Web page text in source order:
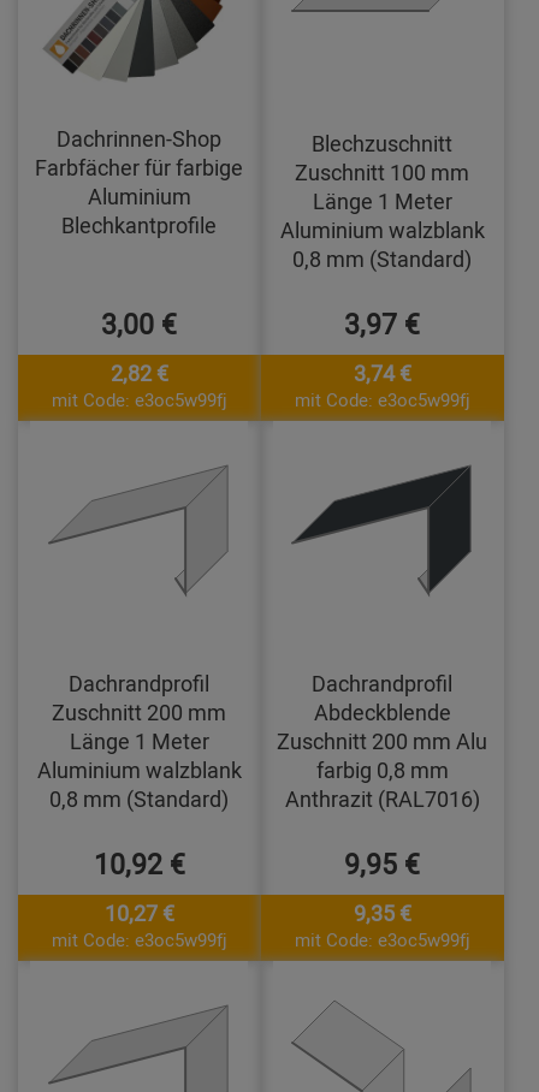
Dachrinnen-Shop
Farbfächer für farbige
Aluminium
Blechkantprofile
3,00 €
2,82 €
mit Code: e3oc5w99fj
Blechzuschnitt
Zuschnitt 100 mm
Länge 1 Meter
Aluminium walzblank
0,8 mm (Standard)
3,97 €
3,74 €
mit Code: e3oc5w99fj
Dachrandprofil
Zuschnitt 200 mm
Länge 1 Meter
Aluminium walzblank
0,8 mm (Standard)
10,92 €
10,27 €
mit Code: e3oc5w99fj
Dachrandprofil
Abdeckblende
Zuschnitt 200 mm Alu
farbig 0,8 mm
Anthrazit (RAL7016)
9,95 €
9,35 €
mit Code: e3oc5w99fj